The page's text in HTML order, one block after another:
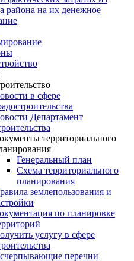
района на их денежное
в сфере
Департамент
территориального
Генеральный план
Схема территориального
планирования
землепользования и
по планировке
услугу в сфере
перечни